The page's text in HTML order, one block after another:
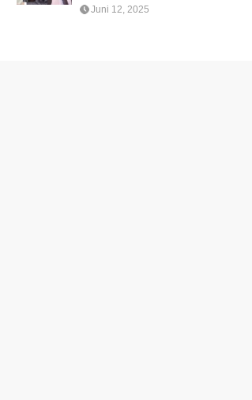
Juni 12, 2025